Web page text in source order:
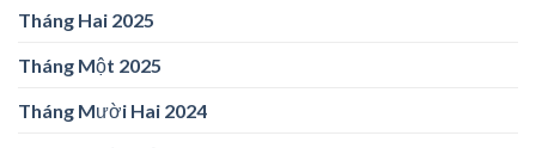
Tháng Hai 2025
Tháng Một 2025
Tháng Mười Hai 2024